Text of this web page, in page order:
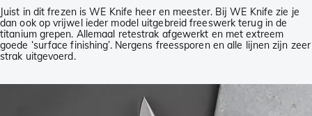
Juist in dit frezen is WE Knife heer en meester. Bij WE Knife zie je
dan ook op vrijwel ieder model uitgebreid freeswerk terug in de
titanium grepen. Allemaal retestrak afgewerkt en met extreem
goede ‘surface finishing’. Nergens freessporen en alle lijnen zijn zeer
strak uitgevoerd.